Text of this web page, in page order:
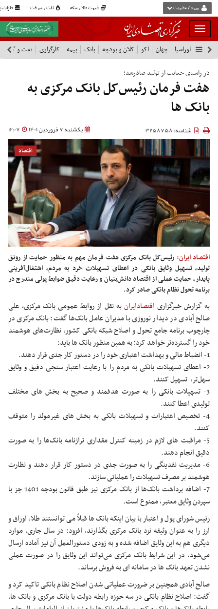
قیمت طلا و سکه نفت و سوخت فلزات ورود / عضویت
بار
و
بسته
نمودن
فهرست
اوراسیا جهان اکو کلان و بودجه بانک بیمه کارگزاری نفت و گاز
در راستای حمایت از تولید صادرشد؛
هفت فرمان رئیس‌کل بانک مرکزی به
بانک‌ ها
یکشنبه 7 فروردین 1401 12:07 شناسه: 3258758
اقتصاد
اقتصاد ایران: رئیس‌کل بانک مرکزی هفت فرمان مهم به منظور حمایت از رونق
تولید، تسهیل وثایق بانکی در اعطای تسهیلات خرد به مردم، اشتغال‌آفرینی
پایدار، حمایت عملی از اقتصاد دانش‌بنیان و رعایت دقیق ضوابط پولی مندرج در
برنامه تحول نظام بانکی صادر کرد.
به گزارش خبرگزاری اقتصادایران به نقل از روابط عمومی بانک مرکزی، علی
صالح آبادی در دیدار نوروزی با مدیران عامل بانک‌ها گفت: بانک مرکزی در
چارچوب برنامه جامع تحول و اصلاح شبکه بانکی کشور، نظارت‌های هوشمند
خود را گسترده‌تر خواهد کرد؛ به همین منظور بانک ها باید:
1- انضباط مالی و بهداشت اعتباری خود را در دستور کار جدی قرار دهند.
2- اعطای تسهیلات بانکی به مردم را با رعایت اعتبار سنجی دقیق و وثایق
سهل‌تر، تسهیل کنند.
3- تسهیلات بانکی را به صورت هدفمند و صحیح به بخش های مختلف
تولیدی اعطا کنند.
4- تخصیص اعتبارات و تسهیلات بانکی به بخش های غیرمولد را متوقف
کنند.
5- مراقبت های لازم در زمینه کنترل مقداری ترازنامه بانک‌ها را به صورت
دقیق انجام دهند.
6- مدیریت نقدینگی را به صورت جدی در دستور کار قرار دهند و نظارت
هوشمند بر مصرف تسهیلات را عملیاتی سازند.
7- اضافه برداشت بانک‌ها از بانک مرکزی نیز طبق قانون بودجه 1401 جز با
سپردن وثایق معتبر، ممنوع است.
رئیس شورای پول و اعتبار با بیان اینکه بانک ها قبلاً می ‌توانستند طلا، اوراق و
ارز را به عنوان وثیقه نزد بانک مرکزی بگذارند، افزود: در سال جاری، موارد
دیگری هم به این وثایق اضافه شده و به زودی دستورالعمل آن نیز آماده ارسال
می‌شود. در این شرایط بانک مرکزی می‌تواند این وثایق را در صورت عملی
نشدن تعهد بانک ها در سامانه ای به فروش برساند.
صالح آبادی همچنین بر ضرورت عملیاتی شدن اصلاح نظام بانکی تاکید کرد و
گفت: اصلاح نظام بانکی در سه حوزه رابطه دولت با بانک مرکزی و بانک ها،